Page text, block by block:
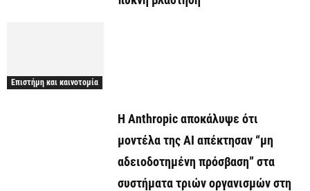
Επιστήμη και καινοτομία
Η Anthropic αποκάλυψε ότι
μοντέλα της AI απέκτησαν “μη
αδειοδοτημένη πρόσβαση” στα
συστήματα τριών οργανισμών στη